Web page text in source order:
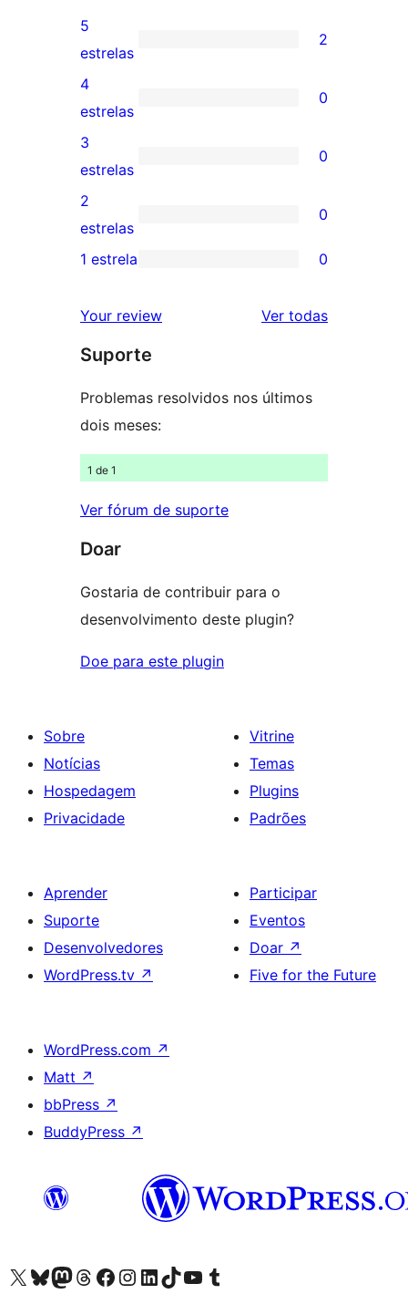
2
avaliações
com
5
estrelas
5
estrelas
2
0
avaliação
com
4
estrela
4
estrelas
0
0
avaliação
com
3
3
estrelas
0
0
avaliação
2
2
estrelas
0
com
1
1 estrela 0
Your review Ver todasavaliações
Suporte
Problemas resolvidos nos últimos
dois meses:
1 de 1
Ver fórum de suporte
Doar
Gostaria de contribuir para o
desenvolvimento deste plugin?
Doe para este plugin
Sobre
Notícias
Hospedagem
Privacidade
Vitrine
Temas
Plugins
Padrões
Aprender
Suporte
Desenvolvedores
WordPress.tv ↗
Participar
Eventos
Doar ↗
Five for the Future
WordPress.com ↗
Matt ↗
bbPress ↗
BuddyPress ↗
Acessar nossa conta do X (antigo Twitter)
Acessar nossa conta do Bluesky
Acessar nossa conta do Mastodon
Acessar nossa conta do Threads
Acessar nossa página do Facebook
Acessar nossa conta do Instagram
Acessar nossa conta do LinkedIn
Acessar nossa conta do TikTok
Acessar nosso canal do YouTube
Acessar nossa conta no Tumblr